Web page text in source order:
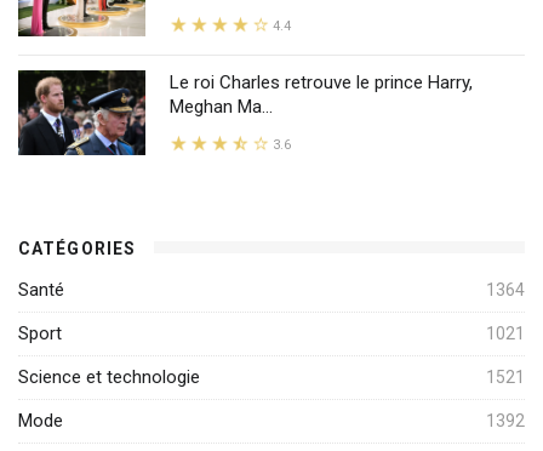
4.4
Le roi Charles retrouve le prince Harry,
Meghan Ma...
3.6
CATÉGORIES
Santé 1364
Sport 1021
Science et technologie 1521
Mode 1392